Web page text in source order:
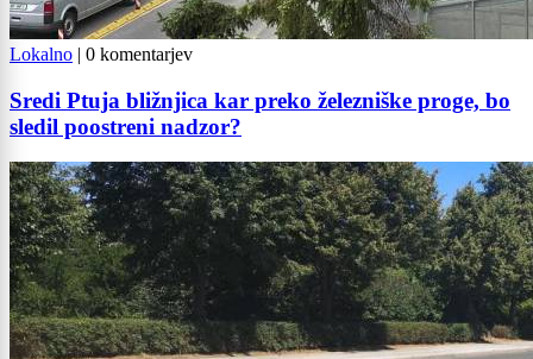
Lokalno | 0 komentarjev
Sredi Ptuja bližnjica kar preko železniške proge, bo
sledil poostreni nadzor?